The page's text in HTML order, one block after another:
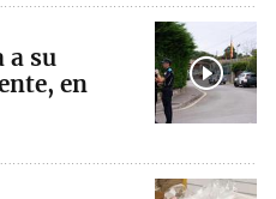
a su
en